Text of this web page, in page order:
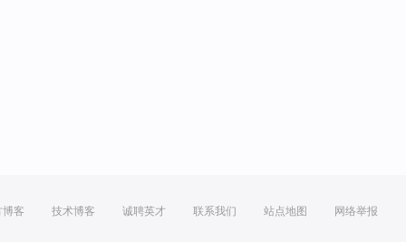
博客 技术博客 诚聘英才 联系我们 站点地图 网络举报